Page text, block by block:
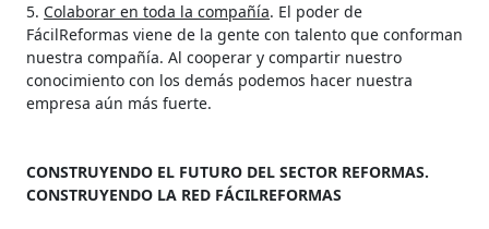
5. Colaborar en toda la compañía. El poder de
FácilReformas viene de la gente con talento que conforman
nuestra compañía. Al cooperar y compartir nuestro
conocimiento con los demás podemos hacer nuestra
empresa aún más fuerte.
CONSTRUYENDO EL FUTURO DEL SECTOR REFORMAS.
CONSTRUYENDO LA RED FÁCILREFORMAS